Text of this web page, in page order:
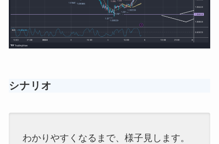
シナリオ
わかりやすくなるまで、様子見します。